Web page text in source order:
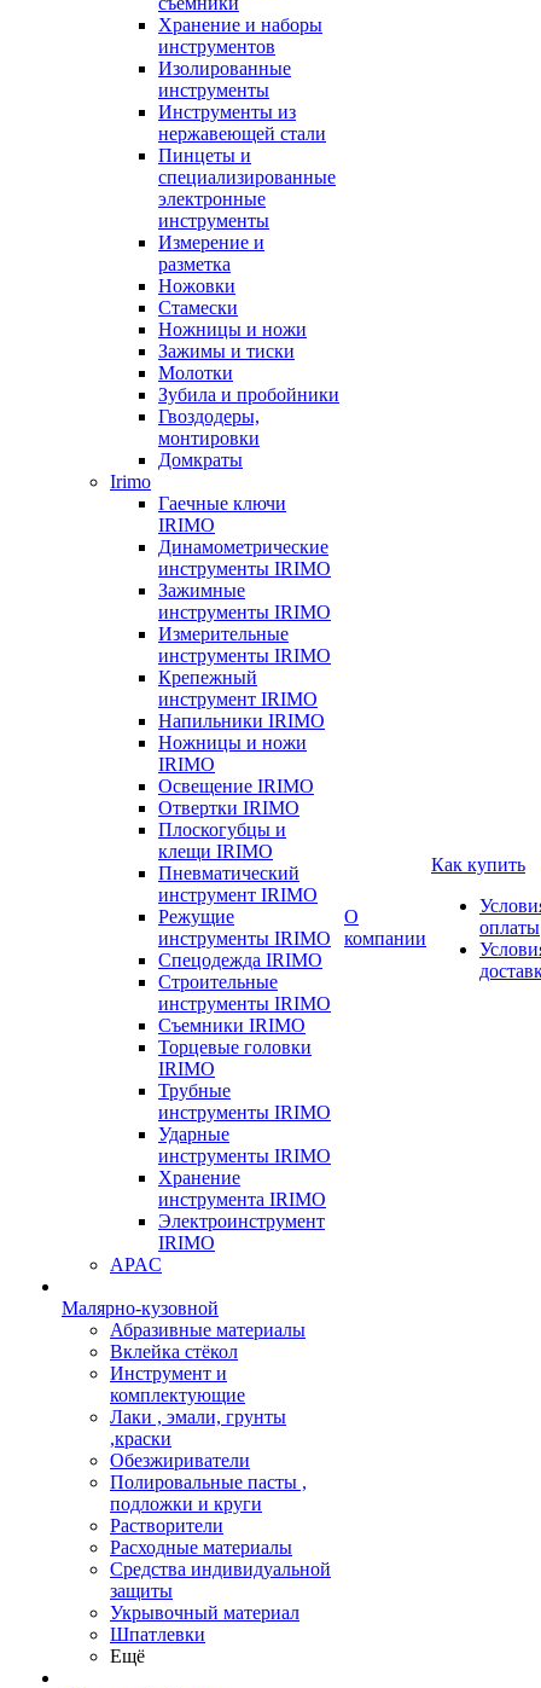
Хранение и наборы
инструментов
Изолированные
инструменты
Инструменты из
нержавеющей стали
Пинцеты и
специализированные
электронные
инструменты
Измерение и
разметка
Ножовки
Стамески
Ножницы и ножи
Зажимы и тиски
Молотки
Зубила и пробойники
Гвоздодеры,
монтировки
Домкраты
Irimo
Гаечные ключи
IRIMO
Динамометрические
инструменты IRIMO
Зажимные
инструменты IRIMO
Измерительные
инструменты IRIMO
Крепежный
инструмент IRIMO
Напильники IRIMO
Ножницы и ножи
IRIMO
Освещение IRIMO
Отвертки IRIMO
Плоскогубцы и
клещи IRIMO
Пневматический
инструмент IRIMO
Режущие
инструменты IRIMO
Спецодежда IRIMO
Строительные
инструменты IRIMO
Съемники IRIMO
Торцевые головки
IRIMO
Трубные
инструменты IRIMO
Ударные
инструменты IRIMO
Хранение
инструмента IRIMO
Электроинструмент
IRIMO
APAC
Малярно-кузовной
Абразивные материалы
Вклейка стёкол
Инструмент и
комплектующие
Лаки , эмали, грунты
,краски
Обезжириватели
Полировальные пасты ,
подложки и круги
Растворители
Расходные материалы
Средства индивидуальной
защиты
Укрывочный материал
Шпатлевки
Ещё
О
компании
Как купить
оплаты